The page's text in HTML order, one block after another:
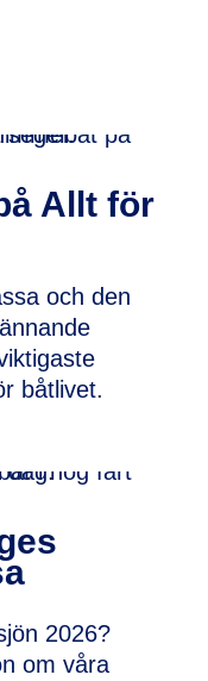
Allt för
och den
båtlivet.
2026?
om våra